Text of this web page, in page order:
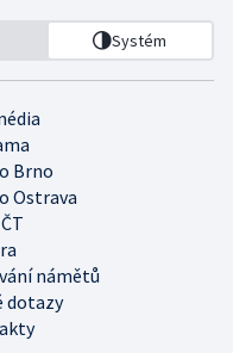
Systém
Brno
Ostrava
námětů
dotazy